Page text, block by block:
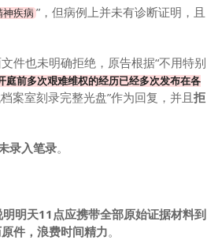
神疾病 ”，但病例上并未有诊断证明，且
件也未明确拒绝，原告根据“不用特别
庭前多次艰难维权的经历已经多次发布在各
案室刻录完整光盘”作为回复，并且拒
录入笔录。
明明天11点应携带全部原始证据材料到
件，浪费时间精力。